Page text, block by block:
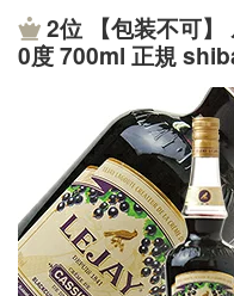
月の香気が一番強い時
■厳守されている伝統製
の難問は、オレンジ果皮
味を造り出すためには
ジの果皮を絶えず絶妙
ります。製造工程で最
「コアントロー」が誇
っかりと刻まれています
物）式蒸溜器で行われて
コール、そして水の混合
認の上、決済されるこ
情報・特売情報はこちら
トラッピングはこちら
送時のご注意領収書に
s` Original Irish
界第一位のリキュール
ィスキーをブレンドし
割り、コーヒー割り、
世界中で愛されるベイリ
下さい。■アイリッシュ
2位
【包装不可
0度 700ml 正規